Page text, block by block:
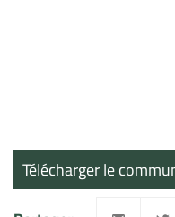
Télécharger le